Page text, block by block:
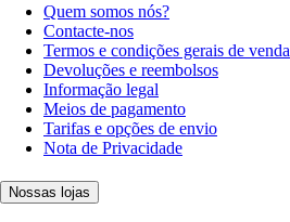
Quem somos nós?
Contacte-nos
Termos e condições gerais de venda
Devoluções e reembolsos
Informação legal
Meios de pagamento
Tarifas e opções de envio
Nota de Privacidade
Nossas lojas